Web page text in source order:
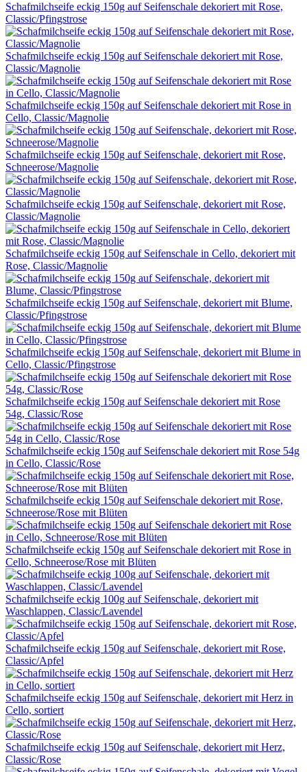
Schafmilchseife eckig 150g auf Seifenschale dekoriert mit Rose,
Classic/Pfingstrose
Schafmilchseife eckig 150g auf Seifenschale dekoriert mit Rose,
Classic/Magnolie
Schafmilchseife eckig 150g auf Seifenschale dekoriert mit Rose in
Cello, Classic/Magnolie
Schafmilchseife eckig 150g auf Seifenschale, dekoriert mit Rose,
Schneerose/Magnolie
Schafmilchseife eckig 150g auf Seifenschale, dekoriert mit Rose,
Classic/Magnolie
Schafmilchseife eckig 150g auf Seifenschale in Cello, dekoriert mit
Rose, Classic/Magnolie
Schafmilchseife eckig 150g auf Seifenschale, dekoriert mit Blume,
Classic/Pfingstrose
Schafmilchseife eckig 150g auf Seifenschale, dekoriert mit Blume in
Cello, Classic/Pfingstrose
Schafmilchseife eckig 150g auf Seifenschale dekoriert mit Rose
54g, Classic/Rose
Schafmilchseife eckig 150g auf Seifenschale dekoriert mit Rose 54g
in Cello, Classic/Rose
Schafmilchseife eckig 150g auf Seifenschale dekoriert mit Rose,
Schneerose/Rose mit Blüten
Schafmilchseife eckig 150g auf Seifenschale dekoriert mit Rose in
Cello, Schneerose/Rose mit Blüten
Schafmilchseife eckig 100g auf Seifenschale, dekoriert mit
Waschlappen, Classic/Lavendel
Schafmilchseife eckig 150g auf Seifenschale, dekoriert mit Rose,
Classic/Apfel
Schafmilchseife eckig 150g auf Seifenschale, dekoriert mit Herz in
Cello, sortiert
Schafmilchseife eckig 150g auf Seifenschale, dekoriert mit Herz,
Classic/Rose